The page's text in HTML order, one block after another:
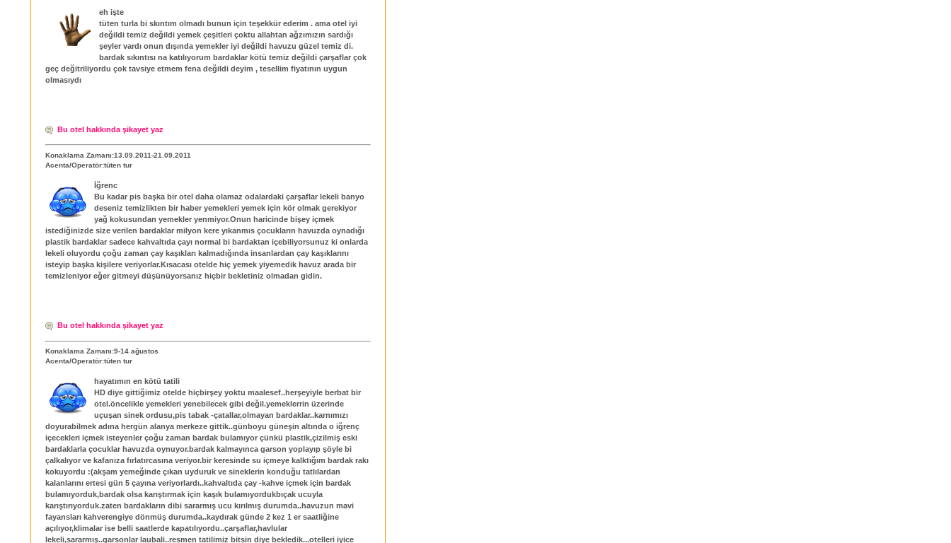
eh işte
tüten turla bi skıntım olmadı bunun için teşekkür ederim . ama otel iyi
değildi temiz değildi yemek çeşitleri çoktu allahtan ağzımızın sardığı
şeyler vardı onun dışında yemekler iyi değildi havuzu güzel temiz di.
bardak sıkıntısı na katılıyorum bardaklar kötü temiz değildi çarşaflar çok
geç değitriliyordu çok tavsiye etmem fena değildi deyim , tesellim fiyatının uygun
olmasıydı
Bu otel hakkında şikayet yaz
Konaklama Zamanı:13.09.2011-21.09.2011
Acenta/Operatör:tüten tur
İğrenc
Bu kadar pis başka bir otel daha olamaz odalardaki çarşaflar lekeli banyo
deseniz temizlikten bir haber yemekleri yemek için kör olmak gerekiyor
yağ kokusundan yemekler yenmiyor.Onun haricinde bişey içmek
istediğinizde size verilen bardaklar milyon kere yıkanmıs çocukların havuzda oynadığı
plastik bardaklar sadece kahvaltıda çayı normal bi bardaktan içebiliyorsunuz ki onlarda
lekeli oluyordu çoğu zaman çay kaşıkları kalmadığında insanlardan çay kaşıklarını
isteyip başka kişilere veriyorlar.Kısacası otelde hiç yemek yiyemedik havuz arada bir
temizleniyor eğer gitmeyi düşünüyorsanız hiçbir bekletiniz olmadan gidin.
Bu otel hakkında şikayet yaz
Konaklama Zamanı:9-14 ağustos
Acenta/Operatör:tüten tur
hayatımın en kötü tatili
HD diye gittiğimiz otelde hiçbirşey yoktu maalesef..herşeyiyle berbat bir
otel.öncelikle yemekleri yenebilecek gibi değil.yemeklerrin üzerinde
uçuşan sinek ordusu,pis tabak -çatallar,olmayan bardaklar..karnımızı
doyurabilmek adına hergün alanya merkeze gittik..günboyu güneşin altında o iğrenç
içecekleri içmek isteyenler çoğu zaman bardak bulamıyor çünkü plastik,çizilmiş eski
bardaklarla çocuklar havuzda oynuyor.bardak kalmayınca garson yoplayıp şöyle bi
çalkalıyor ve kafanıza fırlatırcasına veriyor.bir keresinde su içmeye kalktığım bardak rakı
kokuyordu :(akşam yemeğinde çıkan uyduruk ve sineklerin konduğu tatlılardan
kalanlarını ertesi gün 5 çayına veriyorlardı..kahvaltıda çay -kahve içmek için bardak
bulamıyorduk,bardak olsa karıştırmak için kaşık bulamıyordukbıçak ucuyla
karıştırıyorduk.zaten bardakların dibi sararmış ucu kırılmış durumda..havuzun mavi
fayansları kahverengiye dönmüş durumda..kaydırak günde 2 kez 1 er saatliğine
açılıyor,klimalar ise belli saatlerde kapatılıyordu..çarşaflar,havlular
lekeli,sararmış..garsonlar laubali..resmen tatilimiz bitsin diye bekledik...otelleri iyice